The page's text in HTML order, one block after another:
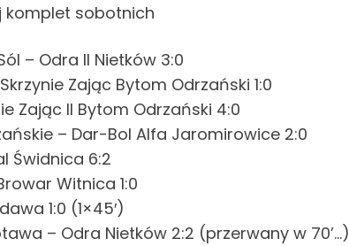
komplet sobotnich
– Odra II Nietków 3:0
Zając Bytom Odrzański 1:0
Zając II Bytom Odrzański 4:0
– Dar-Bol Alfa Jaromirowice 2:0
Świdnica 6:2
Witnica 1:0
1:0 (1×45′)
– Odra Nietków 2:2 (przerwany w 70’…)